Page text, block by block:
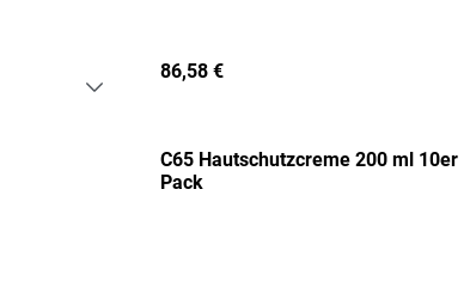
86,58 €
C65 Hautschutzcreme 200 ml 10er
Pack